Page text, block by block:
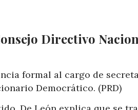
Directivo
formal al cargo de
Democrático. (PRD)